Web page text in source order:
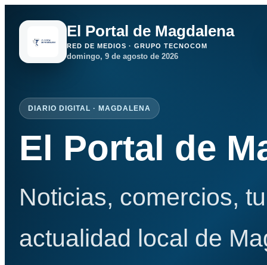
El Portal de Magdalena
RED DE MEDIOS · GRUPO TECNOCOM
domingo, 9 de agosto de 2026
DIARIO DIGITAL · MAGDALENA
El Portal de
Noticias, comercios,
actualidad local de